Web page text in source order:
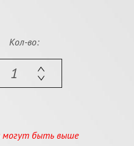
Кол-во:
могут быть выше